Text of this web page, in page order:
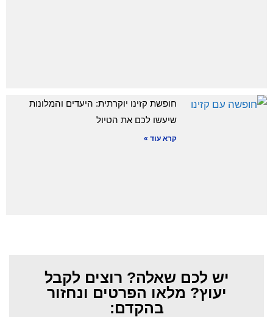
חופשת קזינו יוקרתית: היעדים והמלונות
שיעשו לכם את הטיול
קרא עוד »
יש לכם שאלה? רוצים לקבל
יעוץ? מלאו הפרטים ונחזור
בהקדם: